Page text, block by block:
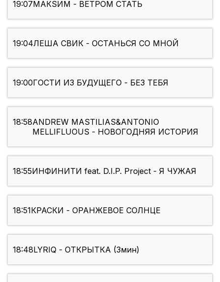
19:07МАКSИМ - ВЕТРОМ СТАТЬ
19:04ЛЕША СВИК - ОСТАНЬСЯ СО МНОЙ
19:00ГОСТИ ИЗ БУДУЩЕГО - БЕЗ ТЕБЯ
18:58ANDREW MASTILIAS&ANTONIO
MELLIFLUOUS - НОВОГОДНЯЯ ИСТОРИЯ
18:55ИНФИНИТИ feat. D.I.P. Project - Я ЧУЖАЯ
18:51КРАСКИ - ОРАНЖЕВОЕ СОЛНЦЕ
18:48LYRIQ - ОТКРЫТКА (3мин)